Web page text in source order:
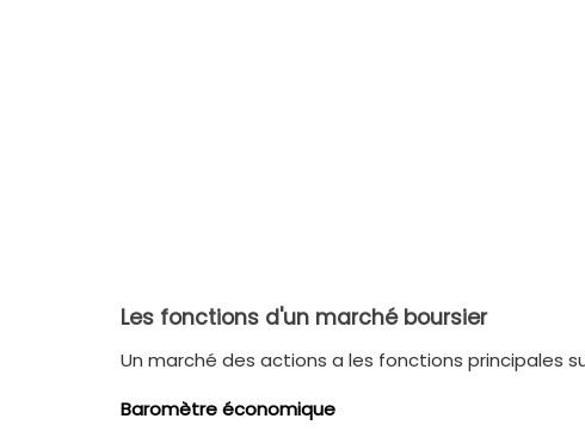
Les fonctions d'un marché boursier
Un marché des actions a les fonctions principales
Baromètre économique